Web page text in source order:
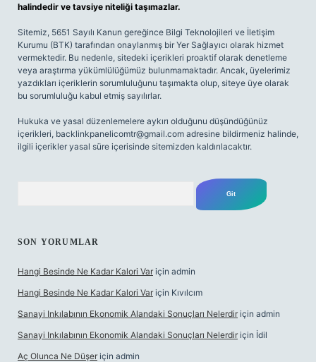
halindedir ve tavsiye niteliği taşımazlar.
Sitemiz, 5651 Sayılı Kanun gereğince Bilgi Teknolojileri ve İletişim
Kurumu (BTK) tarafından onaylanmış bir Yer Sağlayıcı olarak hizmet
vermektedir. Bu nedenle, sitedeki içerikleri proaktif olarak denetleme
veya araştırma yükümlülüğümüz bulunmamaktadır. Ancak, üyelerimiz
yazdıkları içeriklerin sorumluluğunu taşımakta olup, siteye üye olarak
bu sorumluluğu kabul etmiş sayılırlar.
Hukuka ve yasal düzenlemelere aykırı olduğunu düşündüğünüz
içerikleri, backlinkpanelicomtr@gmail.com adresine bildirmeniz halinde,
ilgili içerikler yasal süre içerisinde sitemizden kaldırılacaktır.
SON YORUMLAR
Hangi Besinde Ne Kadar Kalori Var için admin
Hangi Besinde Ne Kadar Kalori Var için Kıvılcım
Sanayi Inkılabının Ekonomik Alandaki Sonuçları Nelerdir için admin
Sanayi Inkılabının Ekonomik Alandaki Sonuçları Nelerdir için İdil
Aç Olunca Ne Düşer için admin